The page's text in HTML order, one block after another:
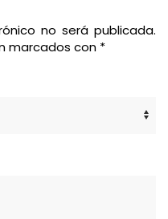
no será publicada.
marcados con *